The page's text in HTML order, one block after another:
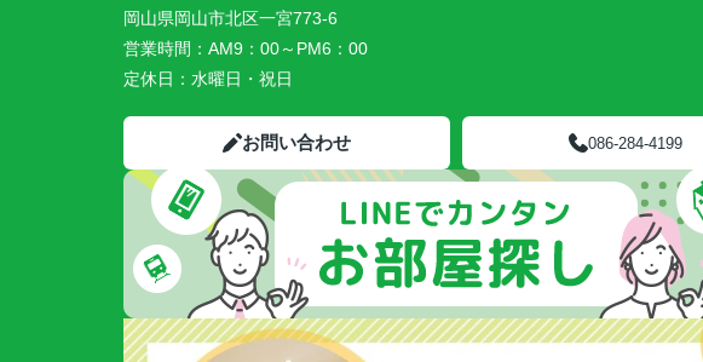
岡山県岡山市北区一宮773-6
営業時間： AM9：00～PM6：00
定休日： 水曜日・祝日
お問い合わせ 086-284-4199